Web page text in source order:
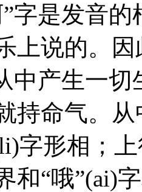
字是发音
上说的。
中产生一
持命气。
字形相；
和“哦”(ai)